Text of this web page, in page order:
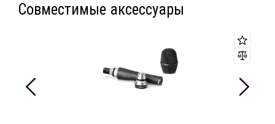
Совместимые аксессуары